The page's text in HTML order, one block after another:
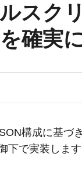
スク
確実
構成に基づ
下で実装します